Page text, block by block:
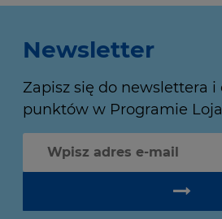
Newsletter
Zapisz się do newslettera i
punktów w Programie